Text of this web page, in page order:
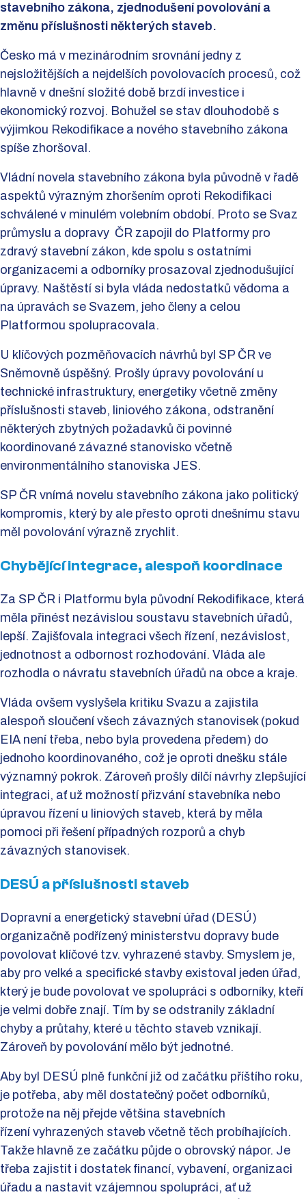
stavebního zákona, zjednodušení povolování a
změnu příslušnosti některých staveb.
Česko má v mezinárodním srovnání jedny z
nejsložitějších a nejdelších povolovacích procesů, což
hlavně v dnešní složité době brzdí investice i
ekonomický rozvoj. Bohužel se stav dlouhodobě s
výjimkou Rekodifikace a nového stavebního zákona
spíše zhoršoval.
Vládní novela stavebního zákona byla původně v řadě
aspektů výrazným zhoršením oproti Rekodifikaci
schválené v minulém volebním období. Proto se Svaz
průmyslu a dopravy ČR zapojil do Platformy pro
zdravý stavební zákon, kde spolu s ostatními
organizacemi a odborníky prosazoval zjednodušující
úpravy. Naštěstí si byla vláda nedostatků vědoma a
na úpravách se Svazem, jeho členy a celou
Platformou spolupracovala.
U klíčových pozměňovacích návrhů byl SP ČR ve
Sněmovně úspěšný. Prošly úpravy povolování u
technické infrastruktury, energetiky včetně změny
příslušnosti staveb, liniového zákona, odstranění
některých zbytných požadavků či povinné
koordinované závazné stanovisko včetně
environmentálního stanoviska JES.
SP ČR vnímá novelu stavebního zákona jako politický
kompromis, který by ale přesto oproti dnešnímu stavu
měl povolování výrazně zrychlit.
Chybějící integrace, alespoň koordinace
Za SP ČR i Platformu byla původní Rekodifikace, která
měla přinést nezávislou soustavu stavebních úřadů,
lepší. Zajišťovala integraci všech řízení, nezávislost,
jednotnost a odbornost rozhodování. Vláda ale
rozhodla o návratu stavebních úřadů na obce a kraje.
Vláda ovšem vyslyšela kritiku Svazu a zajistila
alespoň sloučení všech závazných stanovisek (pokud
EIA není třeba, nebo byla provedena předem) do
jednoho koordinovaného, což je oproti dnešku stále
významný pokrok. Zároveň prošly dílčí návrhy zlepšující
integraci, ať už možností přizvání stavebníka nebo
úpravou řízení u liniových staveb, která by měla
pomoci při řešení případných rozporů a chyb
závazných stanovisek.
DESÚ a příslušnosti staveb
Dopravní a energetický stavební úřad (DESÚ)
organizačně podřízený ministerstvu dopravy bude
povolovat klíčové tzv. vyhrazené stavby. Smyslem je,
aby pro velké a specifické stavby existoval jeden úřad,
který je bude povolovat ve spolupráci s odborníky, kteří
je velmi dobře znají. Tím by se odstranily základní
chyby a průtahy, které u těchto staveb vznikají.
Zároveň by povolování mělo být jednotné.
Aby byl DESÚ plně funkční již od začátku příštího roku,
je potřeba, aby měl dostatečný počet odborníků,
protože na něj přejde většina stavebních
řízení vyhrazených staveb včetně těch probíhajících.
Takže hlavně ze začátku půjde o obrovský nápor. Je
třeba zajistit i dostatek financí, vybavení, organizaci
úřadu a nastavit vzájemnou spolupráci, ať už